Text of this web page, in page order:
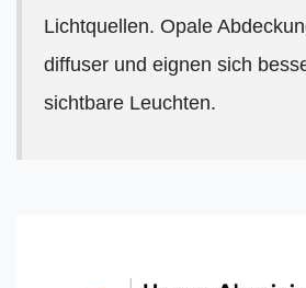
Lichtquellen. Opale
diffuser und eignen sich
sichtbare Leuchten.